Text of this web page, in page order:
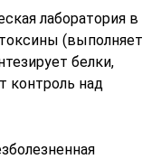
лаборатория в
(выполняет
белки,
контроль над